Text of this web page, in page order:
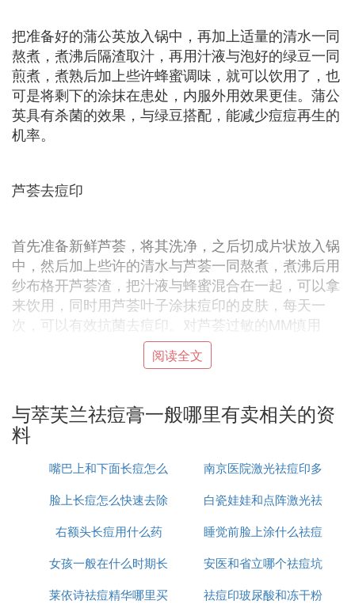
把准备好的蒲公英放入锅中，再加上适量的清水一同
熬煮，煮沸后隔渣取汁，再用汁液与泡好的绿豆一同
煎煮，煮熟后加上些许蜂蜜调味，就可以饮用了，也
可是将剩下的涂抹在患处，内服外用效果更佳。蒲公
英具有杀菌的效果，与绿豆搭配，能减少痘痘再生的
机率。
芦荟去痘印
首先准备新鲜芦荟，将其洗净，之后切成片状放入锅
中，然后加上些许的清水与芦荟一同熬煮，煮沸后用
纱布格开芦荟渣，把汁液与蜂蜜混合在一起，可以拿
来饮用，同时用芦荟叶子涂抹痘印的皮肤，每天一
次，可以有效抗菌去痘印。对芦荟过敏的MM慎用
B. 祛痘用什么药膏好！一般药店可以买到
8 狮王祛痘膏
这个比较厚重，有的朋友说效果不错，有的用了以后
感觉太油，口碑偏中。
上面这8款祛痘药膏，效果好，口碑赞，价格都不太
痘的人都很有体会，以前我花了500多买个产品没有
用，后来不到100买个祛痘产品效果却很好。
阅读全文
与萃芙兰祛痘膏一般哪里有卖相关的资
料
嘴巴上和下面长痘怎么
治
南京医院激光祛痘印多
少钱
脸上长痘怎么快速去除
白瓷娃娃和点阵激光祛
痘印哪个好
右额头长痘用什么药
睡觉前脸上涂什么祛痘
印
女孩一般在什么时期长
痘
安医和省立哪个祛痘坑
痘印好
莱依诗祛痘精华哪里买
祛痘印玻尿酸和冻干粉